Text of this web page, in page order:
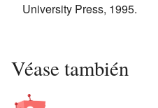
University Press, 1995.
Véase también